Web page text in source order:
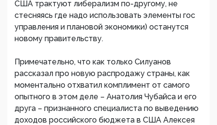
США трактуют либерализм по-другому, не
стесняясь где надо использовать элементы гос
управления и плановой экономики) останутся
новому правительству.
Примечательно, что как только Силуанов
рассказал про новую распродажу страны, как
моментально отхватил комплимент от самого
опытного в этом деле – Анатолия Чубайса и его
друга – признанного специалиста по выведению
доходов российского бюджета в США Алексея